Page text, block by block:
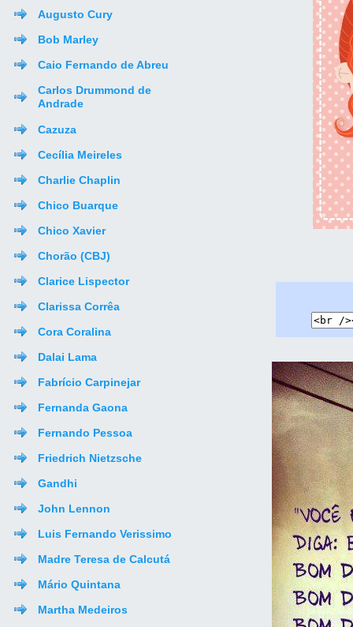
Augusto Cury
Bob Marley
Caio Fernando de Abreu
Carlos Drummond de
Andrade
Cazuza
Cecília Meireles
Charlie Chaplin
Chico Buarque
Chico Xavier
Chorão (CBJ)
Clarice Lispector
Clarissa Corrêa
Cora Coralina
Dalai Lama
Fabrício Carpinejar
Fernanda Gaona
Fernando Pessoa
Friedrich Nietzsche
Gandhi
John Lennon
Luis Fernando Verissimo
Madre Teresa de Calcutá
Mário Quintana
Martha Medeiros